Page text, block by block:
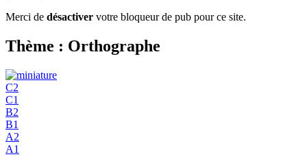
Merci de désactiver votre bloqueur de pub pour ce site.
Thème : Orthographe
C2
C1
B2
B1
A2
A1